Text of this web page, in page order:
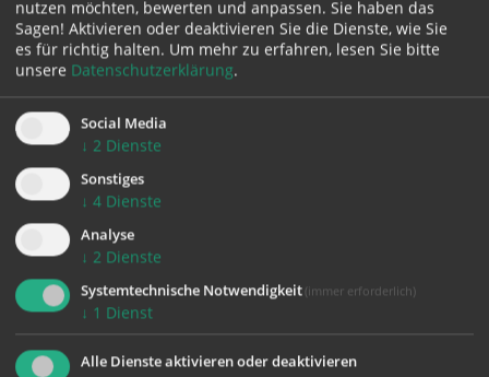
Zustimmung erforderlich!
Bitte akzeptieren Sie
Cookies von Google Mapsund
laden Sie
die Seite neu, um diesen Inhalt sehen zu können.
nutzen möchten, bewerten und anpassen. Sie haben das
Sagen! Aktivieren oder deaktivieren Sie die Dienste, wie Sie
es für richtig halten. Um mehr zu erfahren, lesen Sie bitte
unsere Datenschutzerklärung.
Social Media
↓ 2 Dienste
Sonstiges
↓ 4 Dienste
Analyse
↓ 2 Dienste
Systemtechnische Notwendigkeit (immer erforderlich)
↓ 1 Dienst
Alle Dienste aktivieren oder deaktivieren